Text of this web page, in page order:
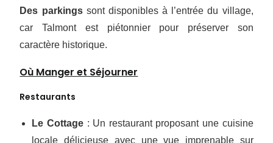
Des parkingssont disponibles à l’entrée du village,
car Talmont est piétonnier pour préserver son
caractère historique.
Où Manger et Séjourner
Restaurants
Le Cottage : Un restaurant proposant une cuisine
locale délicieuse avec une vue imprenable sur